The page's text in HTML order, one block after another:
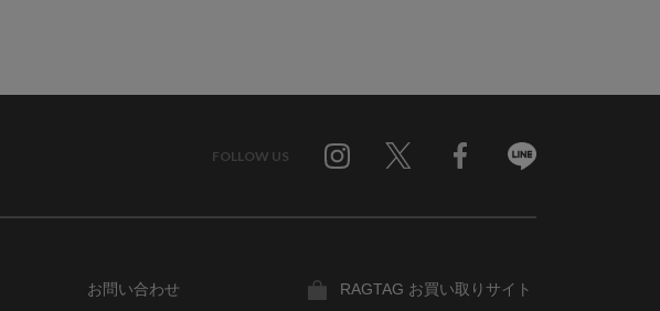
FOLLOW US
お問い合わせ
RAGTAG お買い取りサイト